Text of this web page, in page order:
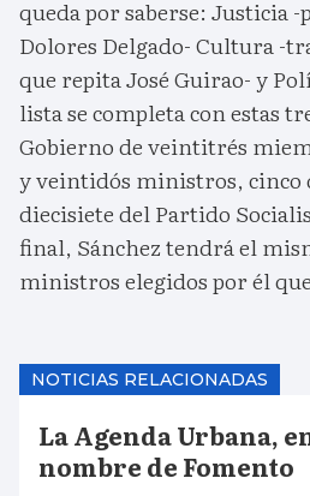
queda por saberse: Justicia
Dolores Delgado- Cultura -
que repita José Guirao- y
lista se completa con estas
Gobierno de veintitrés
y veintidós ministros, cinco
diecisiete del Partido
final, Sánchez tendrá el
ministros elegidos por él
NOTICIAS RELACIONADAS
La Agenda Urbana,
nombre de Fomento